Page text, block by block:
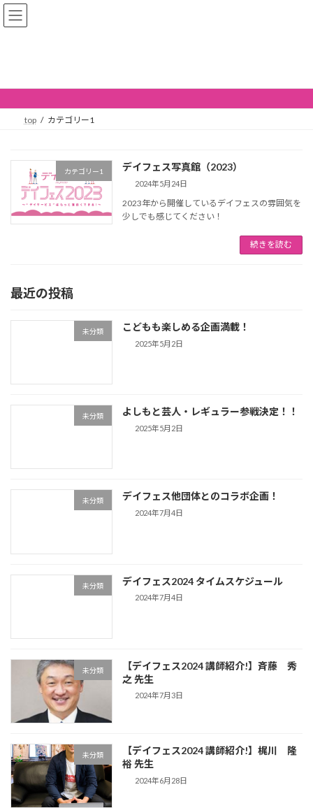
コ
ン
ス
ナ
ビ
ン
top カテゴリー1
カテゴリー1 デイフェス写真館（2023）
2024年5月24日
2023年から開催しているデイフェスの雰囲気を
少しでも感じてください！
続きを読む
最近の投稿
未分類 こどもも楽しめる企画満載！
2025年5月2日
未分類 よしもと芸人・レギュラー参戦決定！！
2025年5月2日
未分類 デイフェス他団体とのコラボ企画！
2024年7月4日
未分類 デイフェス2024 タイムスケジュール
2024年7月4日
未分類
【デイフェス2024 講師紹介!】斉藤 秀
之 先生
2024年7月3日
未分類
【デイフェス2024 講師紹介!】梶川 隆
裕 先生
2024年6月28日